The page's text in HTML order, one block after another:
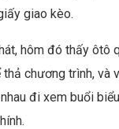
giao kèo.
hôm đó thấy ôtô
chương trình, và
đi xem buổi